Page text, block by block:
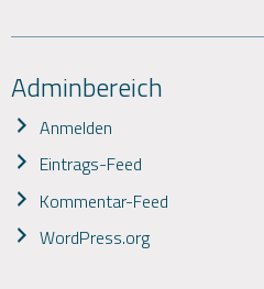
Adminbereich
Anmelden
Eintrags-Feed
Kommentar-Feed
WordPress.org